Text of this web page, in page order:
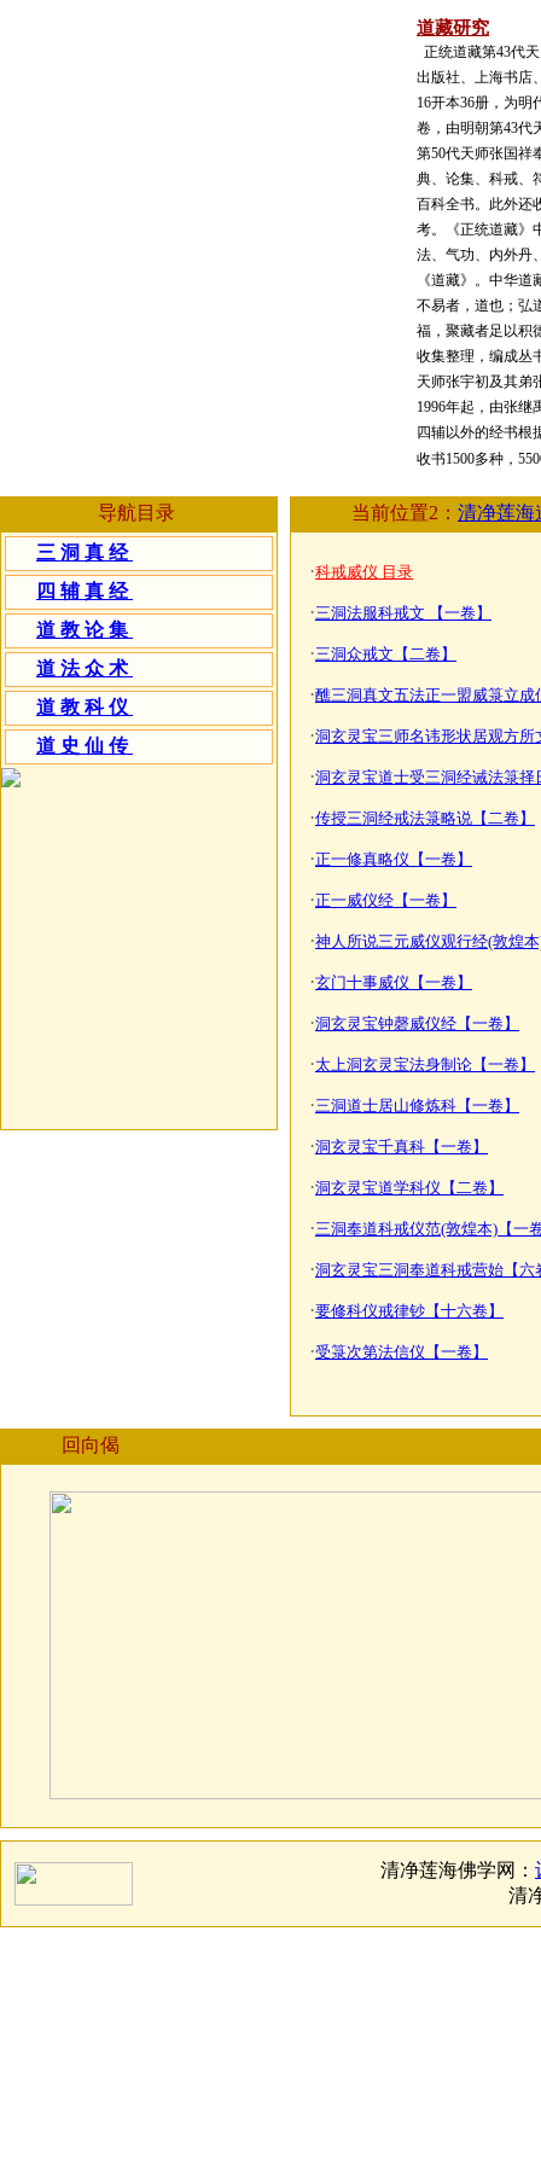
道藏研究
正统道藏第43代
出版社、上海书店
16开本36册，为明
卷，由明朝第43代
第50代天师张国祥
典、论集、科戒、
百科全书。此外还
考。《正统道藏》
法、气功、内外丹
《道藏》。中华
不易者，道也；弘
福，聚藏者足以积
收集整理，编成丛
天师张宇初及其弟
1996年起，由张
四辅以外的经书根
收书1500多种，
导航目录
三洞真经
四辅真经
道教论集
道法众术
道教科仪
道史仙传
当前位置2： 清净莲海
·科戒威仪 目录
·三洞法服科戒文 【一卷】
·三洞众戒文【二卷】
·醮三洞真文五法正一盟威箓立成
·洞玄灵宝三师名讳形状居观方所
·洞玄灵宝道士受三洞经诫法箓择
·传授三洞经戒法箓略说【二卷】
·正一修真略仪【一卷】
·正一威仪经【一卷】
·神人所说三元威仪观行经(敦煌
·玄门十事威仪【一卷】
·洞玄灵宝钟磬威仪经【一卷】
·太上洞玄灵宝法身制论【一卷】
·三洞道士居山修炼科【一卷】
·洞玄灵宝千真科【一卷】
·洞玄灵宝道学科仪【二卷】
·三洞奉道科戒仪范(敦煌本)【一
·洞玄灵宝三洞奉道科戒营始【六
·要修科仪戒律钞【十六卷】
·受箓次第法信仪【一卷】
回向偈
清净莲海佛学网：
清